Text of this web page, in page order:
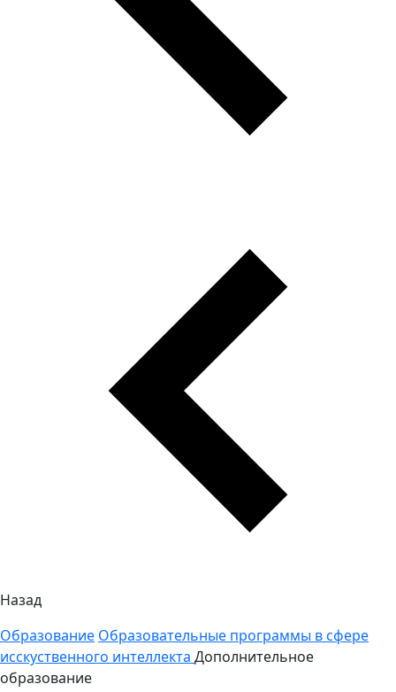
Назад
Образование Образовательные программы в сфере
исскуственного интеллекта Дополнительное
образование